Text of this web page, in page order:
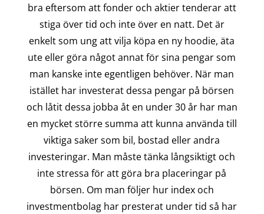
bra eftersom att fonder och aktier tenderar att
stiga över tid och inte över en natt. Det är
enkelt som ung att vilja köpa en ny hoodie, äta
ute eller göra något annat för sina pengar som
man kanske inte egentligen behöver. När man
istället har investerat dessa pengar på börsen
och låtit dessa jobba åt en under 30 år har man
en mycket större summa att kunna använda till
viktiga saker som bil, bostad eller andra
investeringar. Man måste tänka långsiktigt och
inte stressa för att göra bra placeringar på
börsen. Om man följer hur index och
investmentbolag har presterat under tid så har